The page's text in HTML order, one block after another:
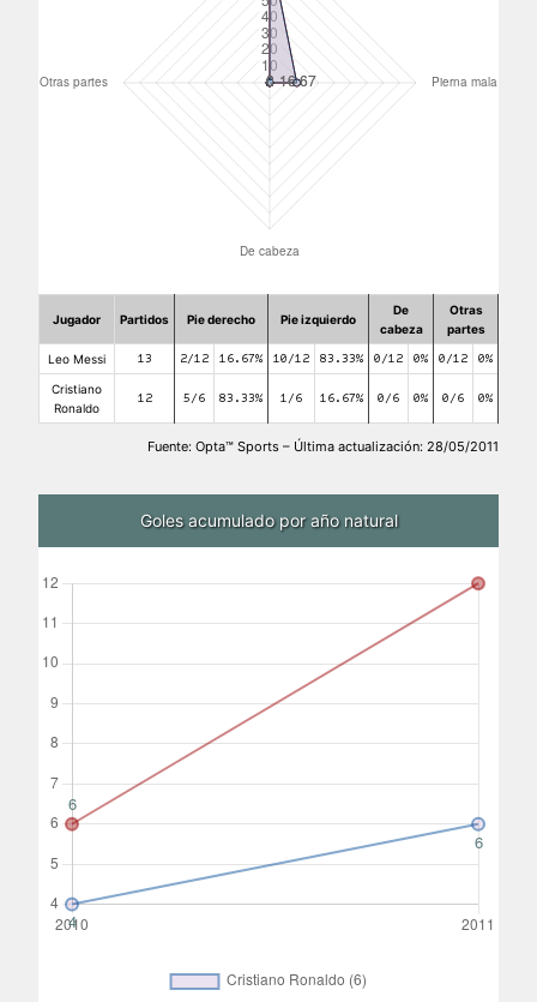
Jugador Partidos Pie derecho Pie izquierdo
De
cabeza
Otras
partes
Leo Messi 13 2/12 16.67% 10/12 83.33% 0/12 0% 0/12 0%
Cristiano
Ronaldo
12 5/6 83.33% 1/6 16.67% 0/6 0% 0/6 0%
Fuente: Opta™ Sports – Última actualización: 28/05/2011
Goles acumulado por año natural